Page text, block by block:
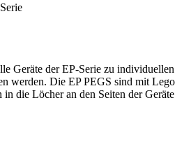
Geräte der EP-Serie zu individuellen
werden. Die EP PEGS sind mit Lego
in die Löcher an den Seiten der Geräte